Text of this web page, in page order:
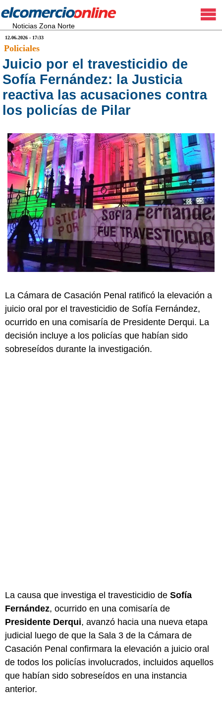
Noticias Zona Norte
12.06.2026 - 17:33
Policiales
Juicio por el travesticidio de
Sofía Fernández: la Justicia
reactiva las acusaciones contra
los policías de Pilar
La Cámara de Casación Penal ratificó la elevación a
juicio oral por el travesticidio de Sofía Fernández,
ocurrido en una comisaría de Presidente Derqui. La
decisión incluye a los policías que habían sido
sobreseídos durante la investigación.
La causa que investiga el travesticidio de Sofía
Fernández, ocurrido en una comisaría de
Presidente Derqui, avanzó hacia una nueva etapa
judicial luego de que la Sala 3 de la Cámara de
Casación Penal confirmara la elevación a juicio oral
de todos los policías involucrados, incluidos aquellos
que habían sido sobreseídos en una instancia
anterior.